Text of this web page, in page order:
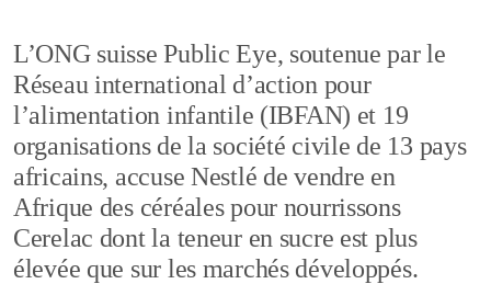
L’ONG suisse Public Eye, soutenue par le
Réseau international d’action pour
l’alimentation infantile (IBFAN) et 19
organisations de la société civile de 13 pays
africains, accuse Nestlé de vendre en
Afrique des céréales pour nourrissons
Cerelac dont la teneur en sucre est plus
élevée que sur les marchés développés.